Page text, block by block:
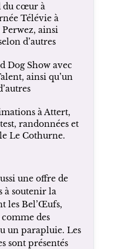
du cœur à
Télévie à
ainsi
d’autres
Dog Show avec
ainsi qu’un
à Attert,
randonnées et
Le Cothurne.
une offre de
à soutenir la
les Bel’Œufs,
comme des
un parapluie. Les
sont présentés